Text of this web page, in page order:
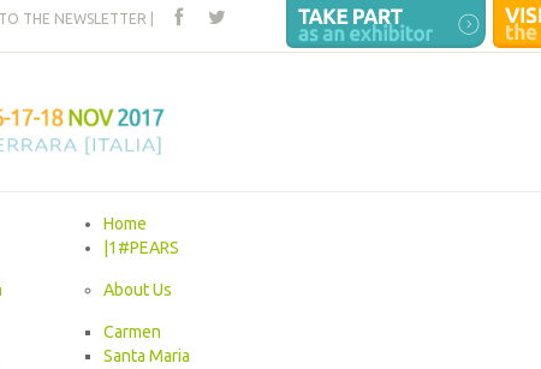
THE NEWSLETTER
Home
|1#PEARS
About Us
Carmen
Santa Maria